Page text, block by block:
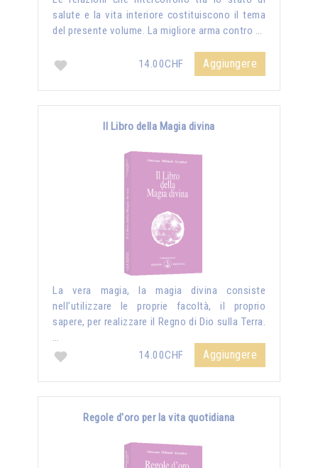
salute e la vita interiore costituiscono il tema
del presente volume. La migliore arma contro …
14.00CHF Aggiungere
Il Libro della Magia divina
La vera magia, la magia divina consiste
nell’utilizzare le proprie facoltà, il proprio
sapere, per realizzare il Regno di Dio sulla Terra.
…
14.00CHF
Aggiungere
Regole d'oro per la vita quotidiana